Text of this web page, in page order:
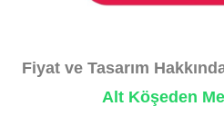
Fiyat ve Tasarım
Alt Köşeden